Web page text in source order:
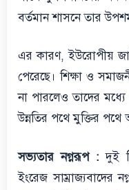
বর্তমান শাসনে তার
এর কারণ, ইউরোপীয়
পেরেছে। শিক্ষা ও
না পারলেও তাদের
উন্নতির পথে মুক্তির পথে
সভ্যতার নগ্নরূপ : দুই
ইংরেজ সাম্রাজ্যবাদের